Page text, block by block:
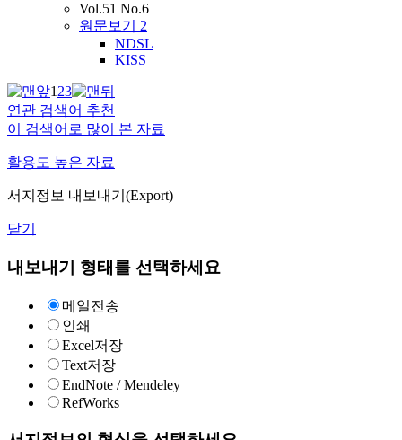
Vol.51 No.6
원문보기 2
NDSL
KISS
123
연관 검색어 추천
이 검색어로 많이 본 자료
활용도 높은 자료
서지정보 내보내기(Export)
닫기
내보내기 형태를 선택하세요
메일전송
인쇄
Excel저장
Text저장
EndNote / Mendeley
RefWorks